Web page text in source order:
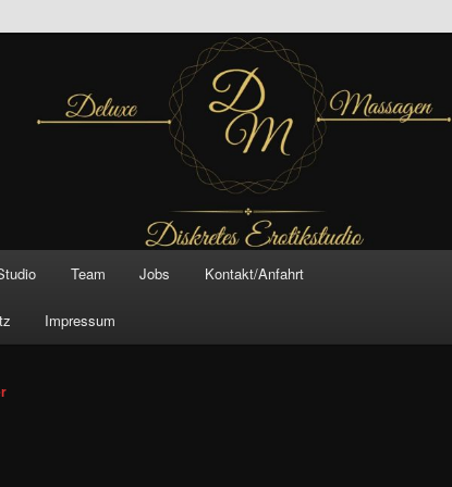
Massagen And
Team Jobs Kontakt/Anfahrt
Impressum